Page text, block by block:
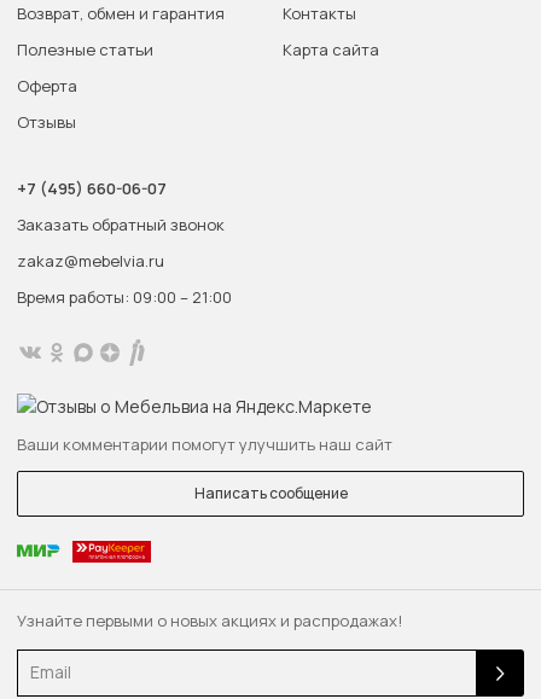
Узнайте первыми о новых акциях и распродажах!
Возврат, обмен и гарантия
Полезные статьи
Оферта
Отзывы
Контакты
Карта сайта
+7 (495) 660-06-07
Заказать обратный звонок
zakaz@mebelvia.ru
Время работы: 09:00 – 21:00
Ваши комментарии помогут улучшить наш сайт
Написать сообщение